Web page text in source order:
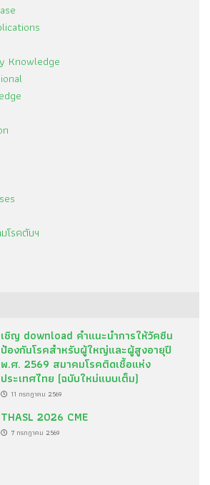
Knowledge
โรคตับฯ
เชิญ download คำแนะนำการให้วัคซีน
ป้องกันโรคสำหรับผู้ใหญ่และผู้สูงอายุปี
พ.ศ. 2569 สมาคมโรคติดเชื้อแห่ง
ประเทศไทย (ฉบับใหม่แบบเต็ม)
11 กรกฎาคม 2569
THASL 2026 CME
7 กรกฎาคม 2569